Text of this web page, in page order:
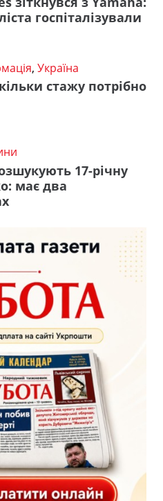
госпіталізували
, Україна
стажу потрібно
17-річну
має два